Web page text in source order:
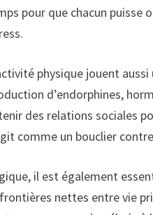
pour que chacun
physique jouent
d’endorphines,
des relations sociales
comme un bouclier
il est également
frontières nettes entre vie